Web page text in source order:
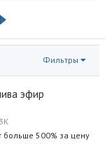
Last
Фильтры
эфир
3K
500% за цену